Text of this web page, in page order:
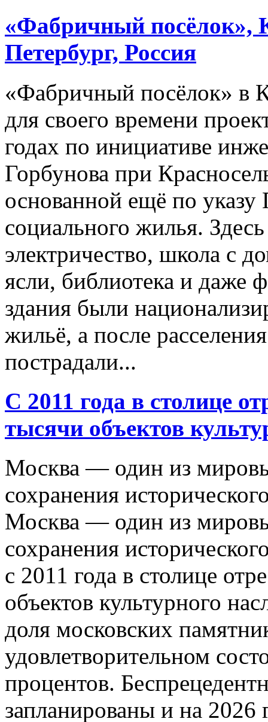
«Фабричный посёлок»,
Петербург, Россия
«Фабричный посёлок» в
для своего времени
годах по инициативе
Горбунова при
основанной ещё по указу
социального жилья.
электричество, школа с
ясли, библиотека и даже
здания были
жильё, а после
пострадали...
С 2011 года в столице
тысячи объектов
Москва — один из
сохранения
Москва — один из
сохранения
с 2011 года в столице
объектов культурного
доля московских
удовлетворительном
процентов.
запланированы и на 2026